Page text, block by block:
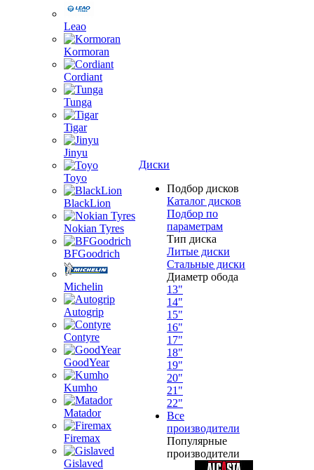
Leao
Kormoran
Cordiant
Tunga
Tigar
Jinyu
Toyo
BlackLion
Nokian Tyres
BFGoodrich
Michelin
Autogrip
Contyre
GoodYear
Kumho
Matador
Firemax
Gislaved
Диски
Подбор дисков
Каталог дисков
Подбор по
параметрам
Тип диска
Литые диски
Стальные диски
Диаметр обода
13"
14"
15"
16"
17"
18"
19"
20"
21"
22"
Все
производители
Популярные
производители